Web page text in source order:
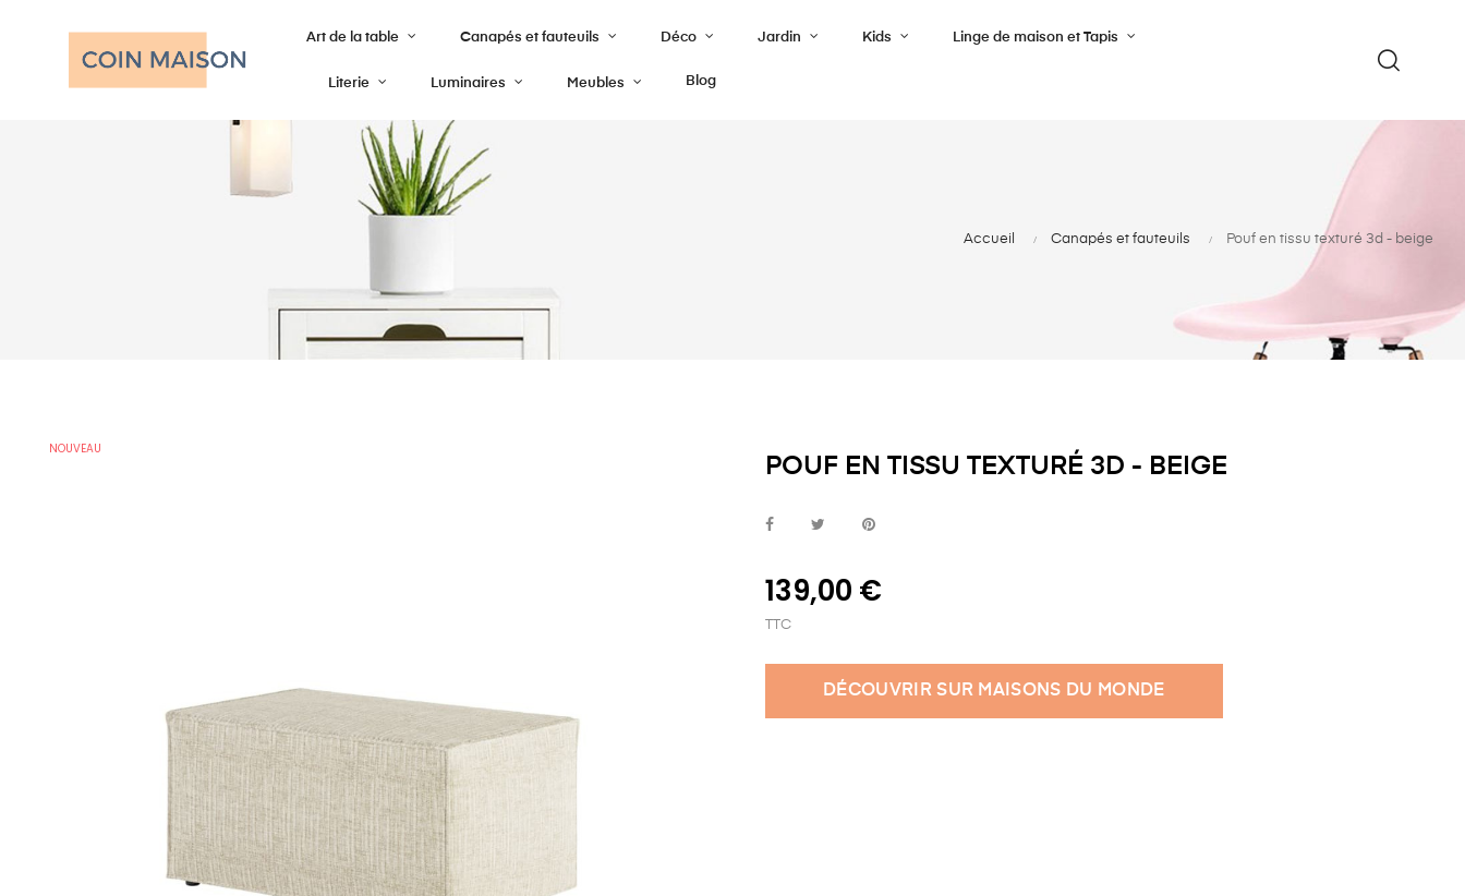
Art de la table Canapés et fauteuils Déco Jardin Kids Linge de maison et Tapis
Literie Luminaires Meubles Blog
Accueil Canapés et fauteuils Pouf en tissu texturé 3d - beige
NOUVEAU
POUF EN TISSU TEXTURÉ 3D - BEIGE
139,00 €
TTC
DÉCOUVRIR SUR MAISONS DU MONDE